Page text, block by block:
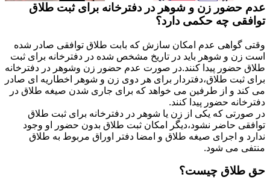
عدم حضور زن و شوهر در دفترخانه برای ثبت طلاق
توافقی چه حکمی دارد؟
وقتی گواهی عدم امکان سازش که بابت طلاق توافقی صادر شده
است زن و شوهر باید در تاریخ مشخص شده در دفترخانه برای ثبت
طلاق حضور پیدا کنند.در صورت عدم حضور زن وشوهر در دفترخانه
برای ثبت طلاق،دفتردار برای هر دوی زن و شوهر اخطاریه ای صادر
می کند و از طرفین می خواهد که برای جاری شدن صیغه طلاق در
دفترخانه حضور پیدا کنند.
در صورتی که یکی از زن یا شوهر در دفترخانه برای ثبت طلاق
توافقی حاضر نشود،دیگر امکان ثبت طلاق بدون حضور او وجود
ندارد و اجرای صیغه طلاق و امضا دفتر اوراق مربوط به طلاق
منتفی می شود.
حق طلاق چیست؟